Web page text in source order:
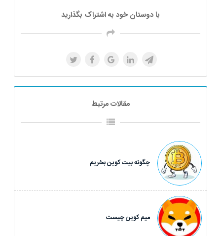
با دوستان خود به اشتراک بگذارید
مقالات مرتبط
چگونه بیت کوین بخریم
میم کوین چیست